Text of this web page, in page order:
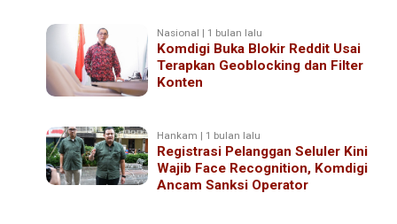
Nasional | 1 bulan lalu
Komdigi Buka Blokir Reddit Usai
Terapkan Geoblocking dan Filter
Konten
Hankam | 1 bulan lalu
Registrasi Pelanggan Seluler Kini
Wajib Face Recognition, Komdigi
Ancam Sanksi Operator